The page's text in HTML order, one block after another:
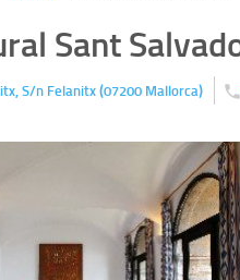
Sant
S/n Felanitx(07200 Mallorca)